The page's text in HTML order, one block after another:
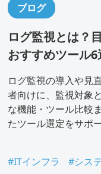
ブログ
ログ監視とは？
おすすめツール
ログ監視の導入や見
者向けに、監視対象
な機能・ツール比較
たツール選定をサポ
#ITインフラ #シス